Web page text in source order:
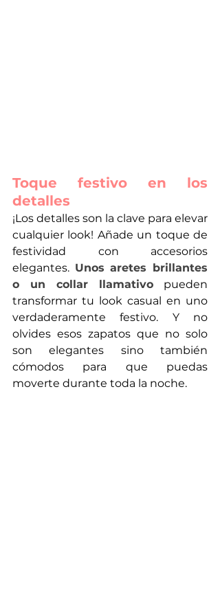
Toque festivo en los
detalles
¡Los detalles son la clave para elevar
cualquier look! Añade un toque de
festividad con accesorios
elegantes. Unos aretes brillantes
o un collar llamativo pueden
transformar tu look casual en uno
verdaderamente festivo. Y no
olvides esos zapatos que no solo
son elegantes sino también
cómodos para que puedas
moverte durante toda la noche.